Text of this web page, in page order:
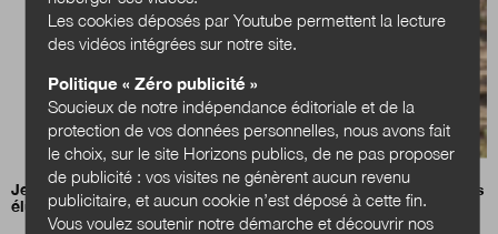
Jean-Charles Orsucci, président de l’Association nationale des
élus des littoraux (ANEL)
Les cookies déposés par Youtube permettent la lecture
des vidéos intégrées sur notre site.
Politique « Zéro publicité »
Soucieux de notre indépendance éditoriale et de la
protection de vos données personnelles, nous avons fait
le choix, sur le site Horizons publics, de ne pas proposer
de publicité : vos visites ne génèrent aucun revenu
publicitaire, et aucun cookie n’est déposé à cette fin.
Vous voulez soutenir notre démarche et découvrir nos